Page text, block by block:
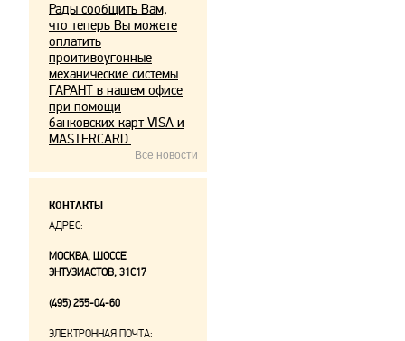
Рады сообщить Вам,
что теперь Вы можете
оплатить
проитивоугонные
механические системы
ГАРАНТ в нашем офисе
при помощи
банковских карт VISA и
MASTERCARD.
Все новости
КОНТАКТЫ
АДРЕС:
МОСКВА, ШОССЕ
ЭНТУЗИАСТОВ, 31С17
(495) 255-04-60
ЭЛЕКТРОННАЯ ПОЧТА: